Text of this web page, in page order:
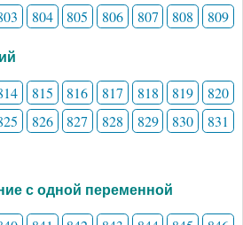
804 805 806 807 808 809
815 816 817 818 819
820
826 827 828 829 830
831
с одной переменной